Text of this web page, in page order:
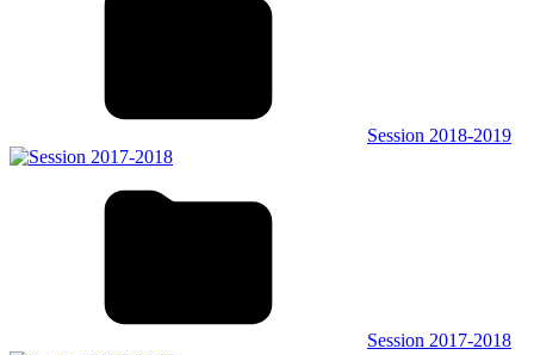
Session 2018-2019
Session 2017-2018